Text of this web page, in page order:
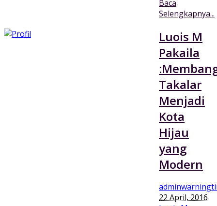
Baca
Selengkapnya...
Luois M
Pakaila
Takalar
Menjadi
Kota
Hijau
yang
Modern
22 April, 2016